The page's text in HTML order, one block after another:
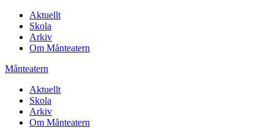
Aktuellt
Skola
Arkiv
Om Månteatern
Månteatern
Aktuellt
Skola
Arkiv
Om Månteatern